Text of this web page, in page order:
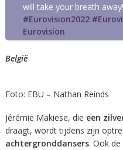
will take your breath
#Eurovision2022
Eurovision
België
Foto: EBU – Nathan Reinds
Jérémie Makiese, die een
draagt, wordt tijdens zijn
achtergronddansers. Ook